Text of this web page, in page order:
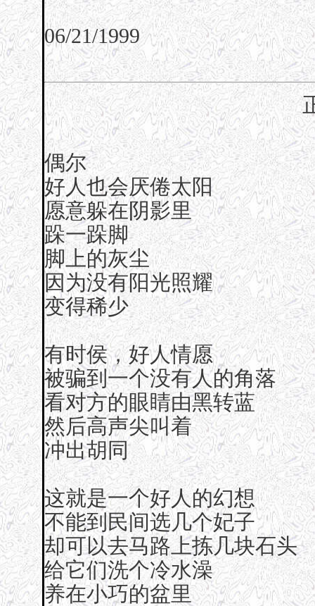
06/21/1999
偶尔
好人也会厌倦太阳
愿意躲在阴影里
跺一跺脚
脚上的灰尘
因为没有阳光照耀
变得稀少
有时侯，好人情愿
被骗到一个没有人的角落
看对方的眼睛由黑转蓝
然后高声尖叫着
冲出胡同
这就是一个好人的幻想
不能到民间选几个妃子
却可以去马路上拣几块石头
给它们洗个冷水澡
养在小巧的盆里